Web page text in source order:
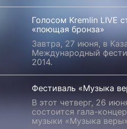
Голосом Kremlin LIVE
«поющая бронза»
Завтра, 27 июня, в
Международный
2014.
Фестиваль «Музыка
В этот четверг, 26
состоится гала-
музыки «Музыка